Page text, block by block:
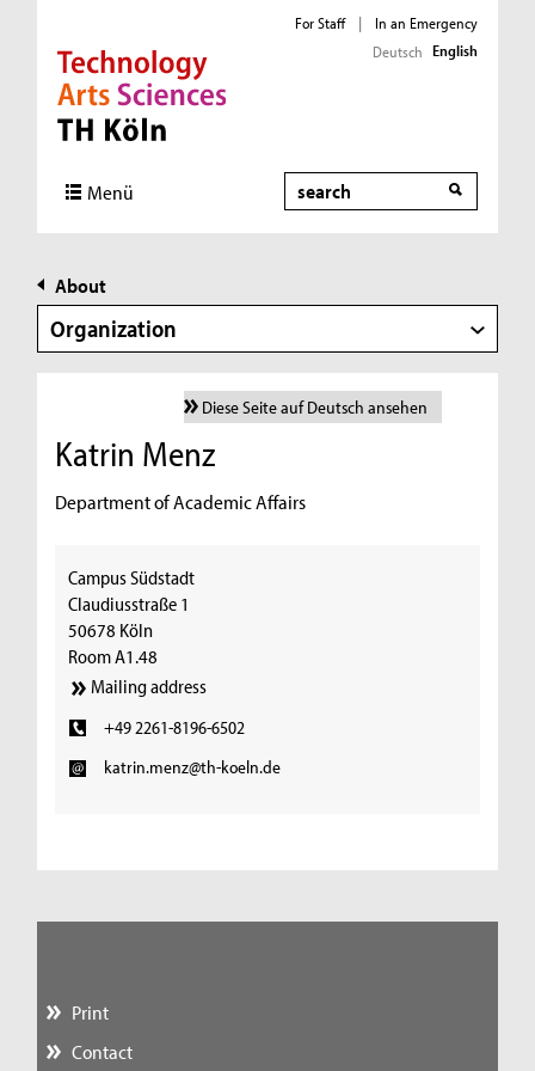
Direkt zur Hauptnavigation
Direkt zur Subnavigation
Direkt zum Inhalt
Direkt zum Fußbereich
For Staff |
In an Emergency
Deutsch English
Menü Search
About
Organization
Diese Seite auf Deutsch ansehen
Katrin Menz
Department of Academic Affairs
Campus Südstadt
Claudiusstraße 1
50678 Köln
Room A1.48
Mailing address
+49 2261-8196-6502
katrin.menz@th-koeln.de
Print
Contact